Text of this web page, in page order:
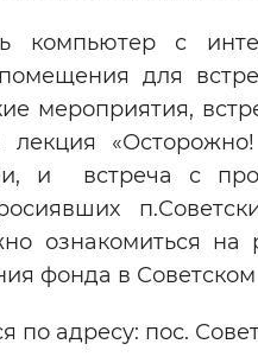
компьютер с
для
мероприятия,
лекция
и встреча с
ознакомиться на
фонда в
по адресу: пос.